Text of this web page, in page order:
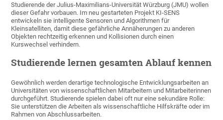
Studierende der Julius-Maximilians-Universität Würzburg (JMU) wollen
dieser Gefahr vorbauen. Im neu gestarteten Projekt KI-SENS
entwickeln sie intelligente Sensoren und Algorithmen für
Kleinsatelliten, damit diese gefährliche Annäherungen zu anderen
Objekten rechtzeitig erkennen und Kollisionen durch einen
Kurswechsel verhindern.
Studierende lernen gesamten Ablauf kennen
Gewöhnlich werden derartige technologische Entwicklungsarbeiten an
Universitäten von wissenschaftlichen Mitarbeitern und Mitarbeiterinnen
durchgeführt. Studierende spielen dabei oft nur eine sekundäre Rolle:
Sie unterstützen die Arbeiten als wissenschaftliche Hilfskräfte oder im
Rahmen von Abschlussarbeiten.